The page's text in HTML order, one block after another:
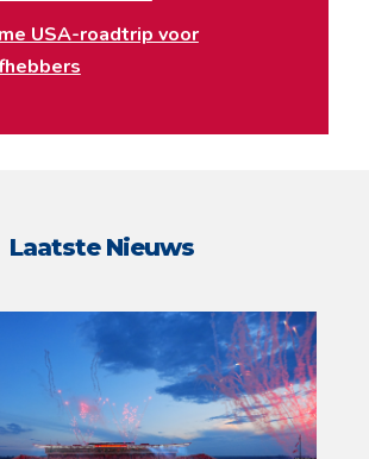
USA-roadtrip voor
Laatste Nieuws